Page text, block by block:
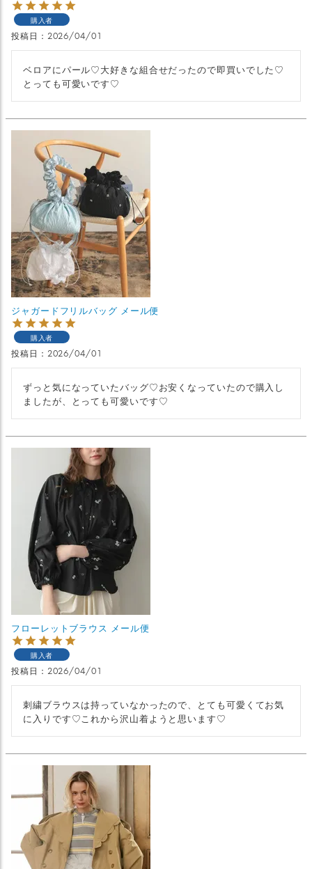
購入者
投稿日 2026/04/01
ベロアにパール♡大好きな組合せだったので即買いでした♡
とっても可愛いです♡
ジャガードフリルバッグ メール便
購入者
投稿日 2026/04/01
ずっと気になっていたバッグ♡お安くなっていたので購入し
ましたが、とっても可愛いです♡
フローレットブラウス メール便
購入者
投稿日 2026/04/01
刺繍ブラウスは持っていなかったので、とても可愛くてお気
に入りです♡これから沢山着ようと思います♡